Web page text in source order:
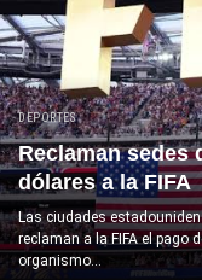
DEPORTES
Reclaman sedes
dólares a la FIFA
Las ciudades
reclaman a la FIFA el pago
organismo...